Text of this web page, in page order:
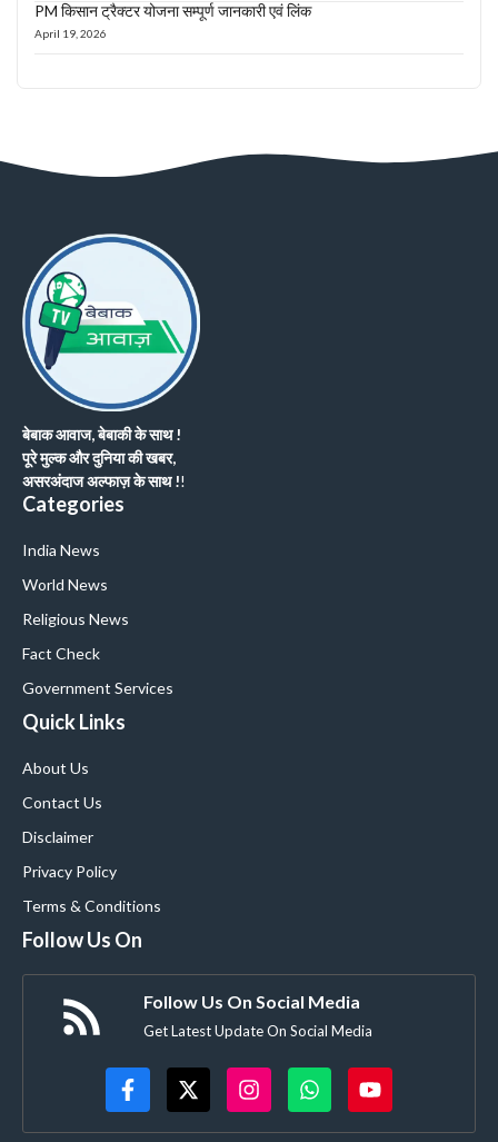
PM किसान ट्रैक्टर योजना सम्पूर्ण जानकारी एवं लिंक
April 19, 2026
बेबाक आवाज, बेबाकी के साथ !
पूरे मुल्क और दुनिया की खबर,
असरअंदाज अल्फाज़ के साथ !!
Categories
India News
World News
Religious News
Fact Check
Government Services
Quick Links
About Us
Contact Us
Disclaimer
Privacy Policy
Terms & Conditions
Follow Us On
Follow Us On Social Media
Get Latest Update On Social Media